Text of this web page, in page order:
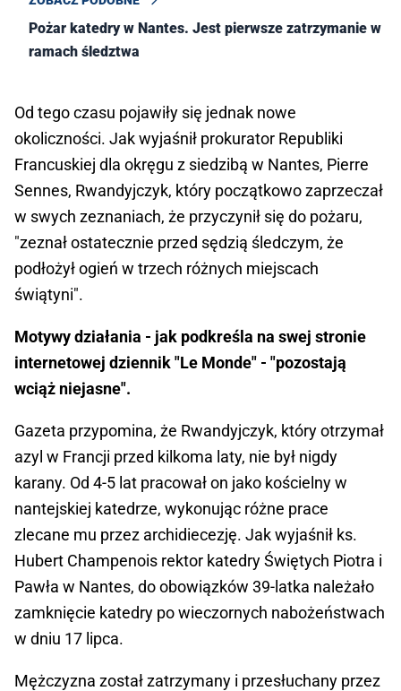
Pożar katedry w Nantes. Jest pierwsze zatrzymanie w
ramach śledztwa
Od tego czasu pojawiły się jednak nowe
okoliczności. Jak wyjaśnił prokurator Republiki
Francuskiej dla okręgu z siedzibą w Nantes, Pierre
Sennes, Rwandyjczyk, który początkowo zaprzeczał
w swych zeznaniach, że przyczynił się do pożaru,
"zeznał ostatecznie przed sędzią śledczym, że
podłożył ogień w trzech różnych miejscach
świątyni".
Motywy działania - jak podkreśla na swej stronie
internetowej dziennik "Le Monde" - "pozostają
wciąż niejasne".
Gazeta przypomina, że Rwandyjczyk, który otrzymał
azyl w Francji przed kilkoma laty, nie był nigdy
karany. Od 4-5 lat pracował on jako kościelny w
nantejskiej katedrze, wykonując różne prace
zlecane mu przez archidiecezję. Jak wyjaśnił ks.
Hubert Champenois rektor katedry Świętych Piotra i
Pawła w Nantes, do obowiązków 39-latka należało
zamknięcie katedry po wieczornych nabożeństwach
w dniu 17 lipca.
Mężczyzna został zatrzymany i przesłuchany przez